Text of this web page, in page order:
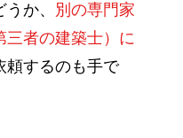
か、
別の専門家
三者の建築士）に
頼するのも手で